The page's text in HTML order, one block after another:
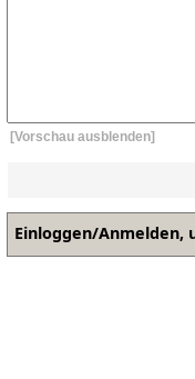
[Vorschau ausblenden]